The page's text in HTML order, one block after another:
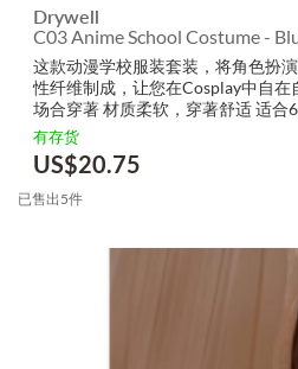
Drywell
C03 Anime School Costume -
这款动漫学校服装套装，将角色扮
性纤维制成，让您在Cosplay中自
场合穿著 材质柔软，穿著舒适 适
有存货
US$20.75
已售出5件